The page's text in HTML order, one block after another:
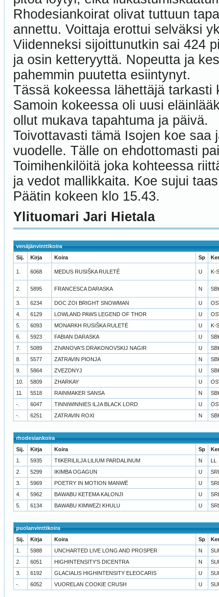
Rhodesiankoirat olivat tuttuun
annettu. Voittaja erottui selväksi
Viidenneksi sijoittunutkin sai 424
ja osin ketteryyttä. Nopeutta ja
pahemmin puutetta esiintynyt.
Tässä kokeessa lähettäjä
Samoin kokeessa oli uusi
ollut mukava tapahtuma ja päivä.
Toivottavasti tämä Isojen koe saa
vuodelle. Tälle on ehdottomasti
Toimihenkilöitä joka kohteessa
ja vedot mallikkaita. Koe sujui
Päätin kokeen klo 15.43.
Ylituomari Jari Hietala
venäjänvinttikoira
Sij.
Kirja Koira Sp
1. 6068 MEDUS RUSIŠKA RULETÉ U K-
2. 5895 FRANCESCA DARASKA N
3. 6234 DOC ZOI BRIGHT SNOWMAN U
4.
6129 LOWLAND PAWS LEGEND OF THOR U
5.
6093 MONARKH RUSIŠKA RULETĖ U
K-
6.
5923 FABIAN DARASKA U
7.
5089 ZIVANOVA'S DRAKONOVSKIJ NAGIR U
8.
5577 ZATRAVIN PIONJA N
9.
5864 ZVEZDNYJ U
10.
5809 ZHARKAY U
11.
5518 RAINMAKER SANSA N
-.
6047 TINNIWINNIES ILJA BLACK LORD U
-.
6251 ZATRAVIN ROXI N
rhodesiankoira
Sij.
Kirja Koira Sp
1.
5935 TIIKERILILJA LILIUM PARDALINUM N
LL
2.
5299 IKIMBA OGAGUN U
3.
5969 POETRY IN MOTION MANWË U
4.
5962 BAWABU KETEMA KALONJI U
5.
6134 BAWABU KIMWEZI KHULU U
puolanvinttikoira
Sij.
Kirja Koira Sp
1.
5988 UNCHARTED LIVE LONG AND PROSPER N
2.
6051 HIGHINTENSITY'S DICENTRA N
3.
6192 GLACIALIS HIGHINTENSITY ELEOCARIS U
-.
6052 VUORELAN COOKIE CRUSH U